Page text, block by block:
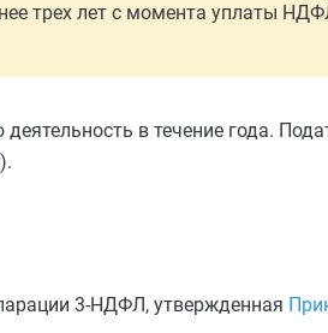
трех лет с момента уплаты
в течение года.
3-НДФЛ, утвержденная